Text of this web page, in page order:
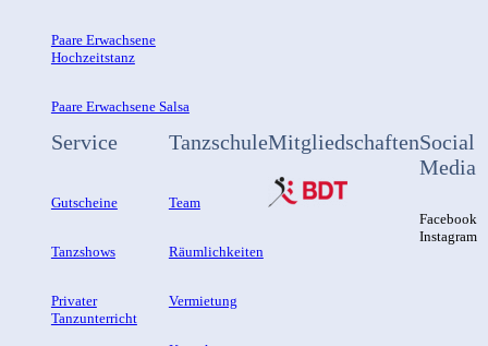
Paare Erwachsene
Hochzeitstanz
Paare Erwachsene Salsa
Service
Gutscheine
Tanzshows
Privater
Tanzunterricht
Tanzschule
Team
Räumlichkeiten
Vermietung
MitgliedschaftenSocial
Media
Facebook
Instagram